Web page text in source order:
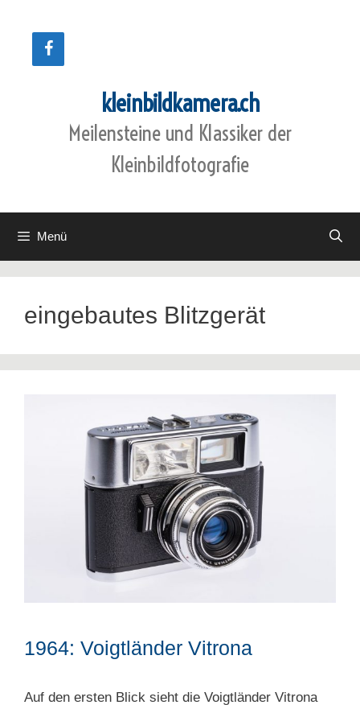
springen
kleinbildkamera.ch
Meilensteine und Klassiker der
Kleinbildfotografie
Menü
eingebautes Blitzgerät
1964: Voigtländer Vitrona
Auf den ersten Blick sieht die Voigtländer Vitrona